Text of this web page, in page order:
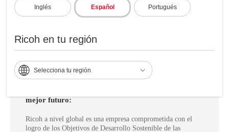
Inglés Español Portugués
Ricoh en tu región
Selecciona tu región
Ricoh Latin America y Mundi vacations actúan
juntos a favor de los Objetivos de Desarrollo
mejor futuro:
Ricoh a nivel global es una empresa comprometida con el
logro de los Objetivos de Desarrollo Sostenible de las